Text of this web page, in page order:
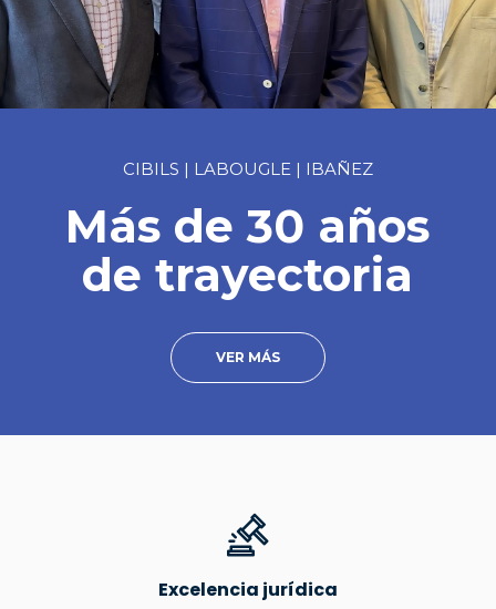
VER MÁS
CIBILS | LABOUGLE | IBAÑEZ
Más de 30 años
de trayectoria
Excelencia jurídica